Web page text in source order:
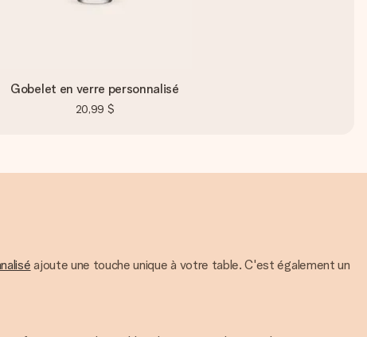
Gobelet en verre personnalisé
20,99 $
ajoute une touche unique à votre table. C'est également un